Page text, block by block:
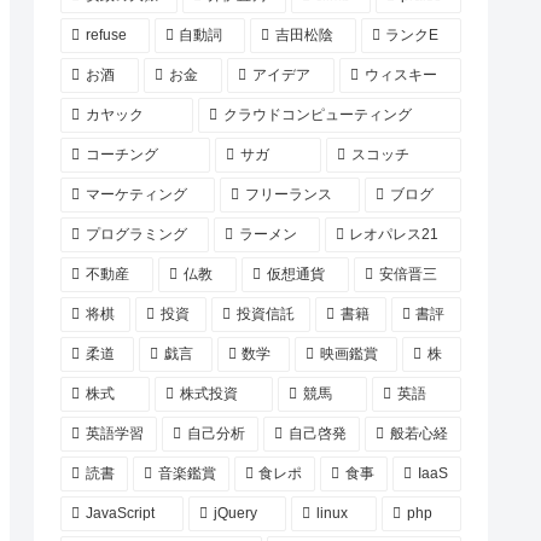
refuse 自動詞 吉田松陰 ランクE
お酒 お金 アイデア ウィスキー
カヤック クラウドコンピューティング
コーチング サガ スコッチ
マーケティング フリーランス ブログ
プログラミング ラーメン レオパレス21
不動産 仏教 仮想通貨 安倍晋三
将棋 投資 投資信託 書籍 書評
柔道 戯言 数学 映画鑑賞 株
株式 株式投資 競馬 英語
英語学習 自己分析 自己啓発 般若心経
読書 音楽鑑賞 食レポ 食事 IaaS
JavaScript jQuery linux php